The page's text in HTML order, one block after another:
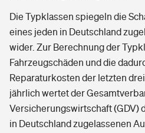
Die Typklassen spiegeln die
eines jeden in Deutschland
wider. Zur Berechnung der
Fahrzeugschäden und die
Reparaturkosten der letzten
jährlich wertet der
Versicherungswirtschaft (GDV)
in Deutschland zugelassenen